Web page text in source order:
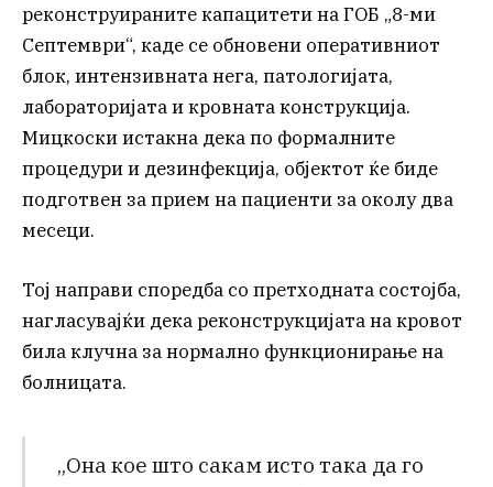
реконструираните капацитети на ГОБ „8-ми
Септември“, каде се обновени оперативниот
блок, интензивната нега, патологијата,
лабораторијата и кровната конструкција.
Мицкоски истакна дека по формалните
процедури и дезинфекција, објектот ќе биде
подготвен за прием на пациенти за околу два
месеци.
Тој направи споредба со претходната состојба,
нагласувајќи дека реконструкцијата на кровот
била клучна за нормално функционирање на
болницата.
„Она кое што сакам исто така да го